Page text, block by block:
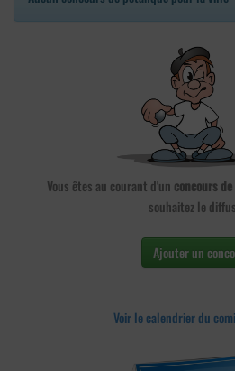
Vous êtes au courant d'un concours
souhaitez le
Ajouter un
Voir le calendrier du